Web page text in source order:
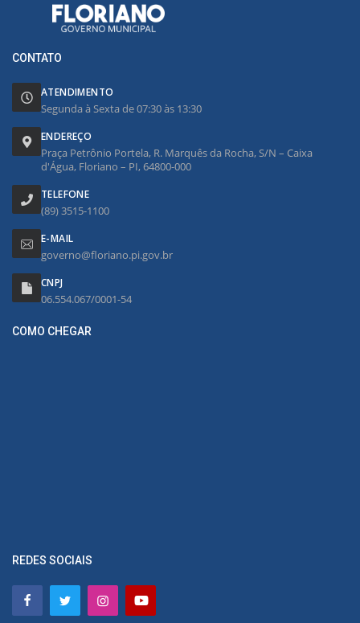
CONTATO
ATENDIMENTO
Segunda à Sexta de 07:30 às 13:30
ENDEREÇO
Praça Petrônio Portela, R. Marquês da Rocha, S/N – Caixa
d'Água, Floriano – PI, 64800-000
TELEFONE
(89) 3515-1100
E-MAIL
governo@floriano.pi.gov.br
CNPJ
06.554.067/0001-54
COMO CHEGAR
REDES SOCIAIS